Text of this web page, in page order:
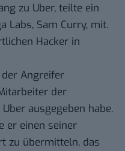
zu Uber, teilte ein
Labs, Sam Curry, mit.
Hacker in
Angreifer
der
ausgegeben habe.
er einen seiner
zu übermitteln, das